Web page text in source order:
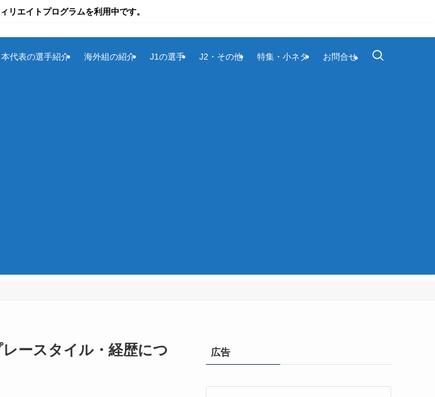
リエイトプログラムを利用中です。
本代表の選手紹介 海外組の紹介 J1の選手 J2・その他 特集・小ネタ お問合せ
ースタイル・経歴につ
広告